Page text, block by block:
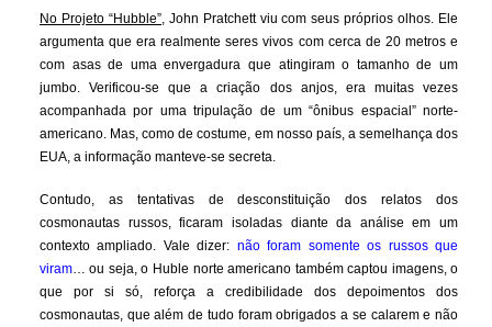
No Projeto “Hubble”,John Pratchett viu com seus próprios olhos. Ele
argumenta que era realmente seres vivos com cerca de 20 metros e
com asas de uma envergadura que atingiram o tamanho de um
jumbo. Verificou-se que a criação dos anjos, era muitas vezes
acompanhada por uma tripulação de um “ônibus espacial” norte-
americano. Mas, como de costume, em nosso país, a semelhança dos
EUA, a informação manteve-se secreta.
Contudo, as tentativas de desconstituição dos relatos dos
cosmonautas russos, ficaram isoladas diante da análise em um
contexto ampliado. Vale dizer: não foram somente os russos que
viram… ou seja, o Huble norte americano também captou imagens, o
que por si só, reforça a credibilidade dos depoimentos dos
cosmonautas, que além de tudo foram obrigados a se calarem e não